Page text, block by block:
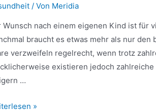
/ Von Meridia
Wunsch nach einem eigenen Kind ist für
braucht es etwas mehr als nur
verzweifeln regelrecht, wenn trotz
existieren jedoch
…
»